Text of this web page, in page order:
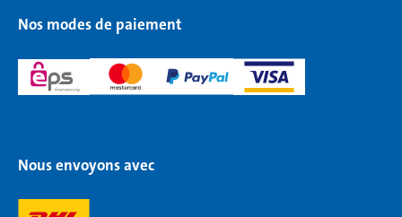
Nos modes de paiement
Nous envoyons avec